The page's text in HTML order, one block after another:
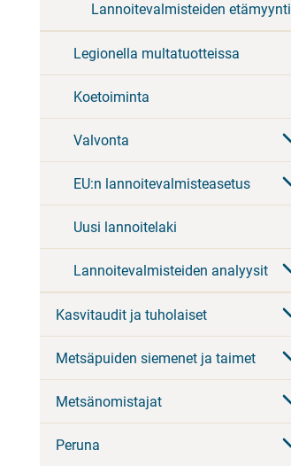
Lannoitevalmisteiden etämyynti
Legionella multatuotteissa
Koetoiminta
Valvonta
EU:n lannoitevalmisteasetus
Uusi lannoitelaki
Lannoitevalmisteiden analyysit
Kasvitaudit ja tuholaiset
Metsäpuiden siemenet ja taimet
Metsänomistajat
Peruna